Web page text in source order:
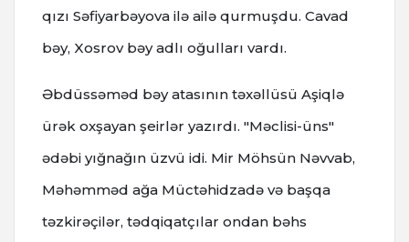
qızı Səfiyarbəyova ilə ailə qurmuşdu. Cavad
bəy, Xosrov bəy adlı oğulları vardı.
Əbdüssəməd bəy atasının təxəllüsü Aşiqlə
ürək oxşayan şeirlər yazırdı. "Məclisi-üns"
ədəbi yığnağın üzvü idi. Mir Möhsün Nəvvab,
Məhəmməd ağa Müctəhidzadə və başqa
təzkirəçilər, tədqiqatçılar ondan bəhs